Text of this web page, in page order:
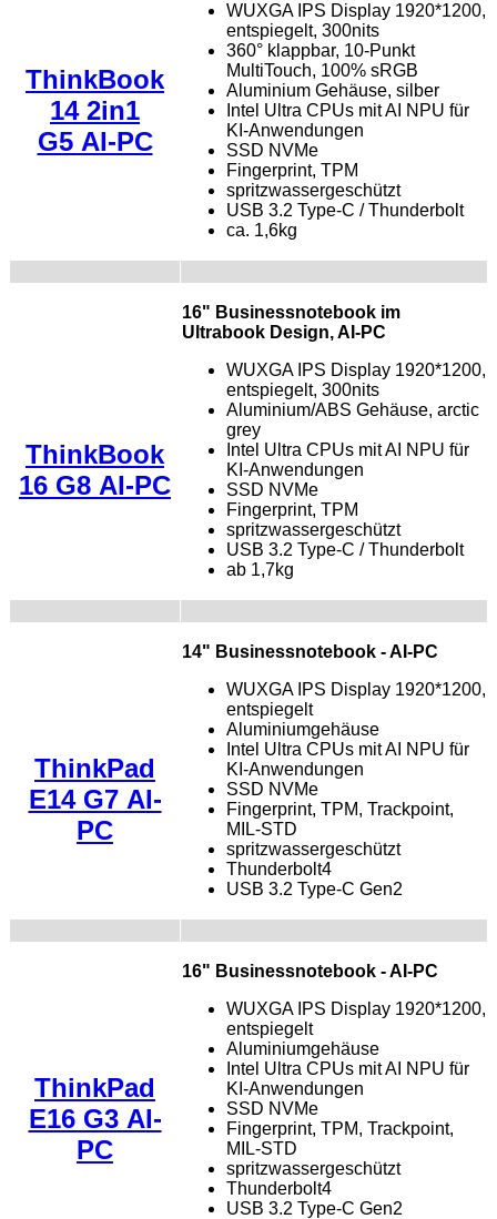
ThinkBook
14 2in1
G5 AI-PC
WUXGA IPS Display 1920*1200,
entspiegelt, 300nits
360° klappbar, 10-Punkt
MultiTouch, 100% sRGB
Aluminium Gehäuse, silber
Intel Ultra CPUs mit AI NPU für
KI-Anwendungen
SSD NVMe
Fingerprint, TPM
spritzwassergeschützt
USB 3.2 Type-C / Thunderbolt
ca. 1,6kg
ThinkBook
16 G8 AI-PC
16" Businessnotebook im
Ultrabook Design, AI-PC
WUXGA IPS Display 1920*1200,
entspiegelt, 300nits
Aluminium/ABS Gehäuse, arctic
grey
Intel Ultra CPUs mit AI NPU für
KI-Anwendungen
SSD NVMe
Fingerprint, TPM
spritzwassergeschützt
USB 3.2 Type-C / Thunderbolt
ab 1,7kg
ThinkPad
E14 G7 AI-
PC
14" Businessnotebook - AI-PC
WUXGA IPS Display 1920*1200,
entspiegelt
Aluminiumgehäuse
Intel Ultra CPUs mit AI NPU für
KI-Anwendungen
SSD NVMe
Fingerprint, TPM, Trackpoint,
MIL-STD
spritzwassergeschützt
Thunderbolt4
USB 3.2 Type-C Gen2
ThinkPad
E16 G3 AI-
PC
16" Businessnotebook - AI-PC
WUXGA IPS Display 1920*1200,
entspiegelt
Aluminiumgehäuse
Intel Ultra CPUs mit AI NPU für
KI-Anwendungen
SSD NVMe
Fingerprint, TPM, Trackpoint,
MIL-STD
spritzwassergeschützt
Thunderbolt4
USB 3.2 Type-C Gen2